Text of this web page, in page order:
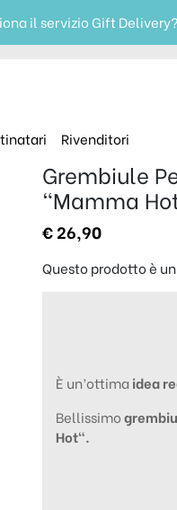
il servizio Gift Delivery?
Rivenditori
Grembiule
“Mamma
€26,90
Questo prodotto è un
È un’ottima idea
Bellissimo
Hot“.